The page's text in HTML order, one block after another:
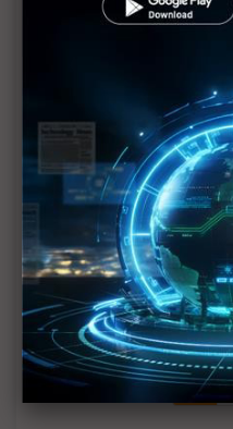
日本震災死亡人數恐逾千
板塊推擠觸發強震巨浪
日本大地震受影響之全
宮城強震 海底電纜亦
仙台市300人喪命 逾
首波由日本地震引起之
1